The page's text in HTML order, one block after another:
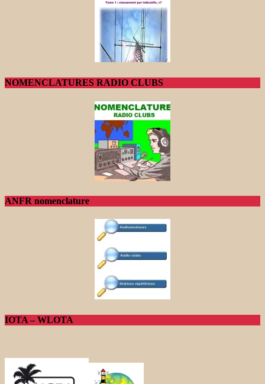
NOMENCLATURES RADIO CLUBS
ANFR nomenclature
IOTA – WLOTA